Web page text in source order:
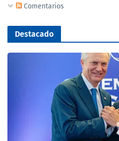
Comentarios
Destacado